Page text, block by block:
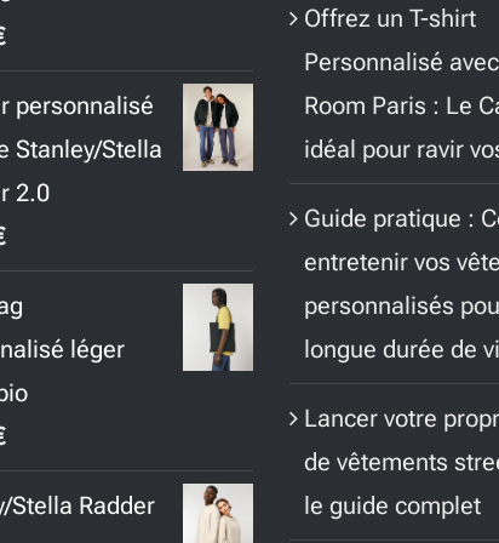
personnalisé
Stanley/Stella
2.0
léger
Stella Radder
Offrez un T-shirt
Personnalisé
Room Paris : Le
idéal pour ravir
Guide pratique :
entretenir vos
personnalisés
longue durée de
Lancer votre
de vêtements
le guide complet